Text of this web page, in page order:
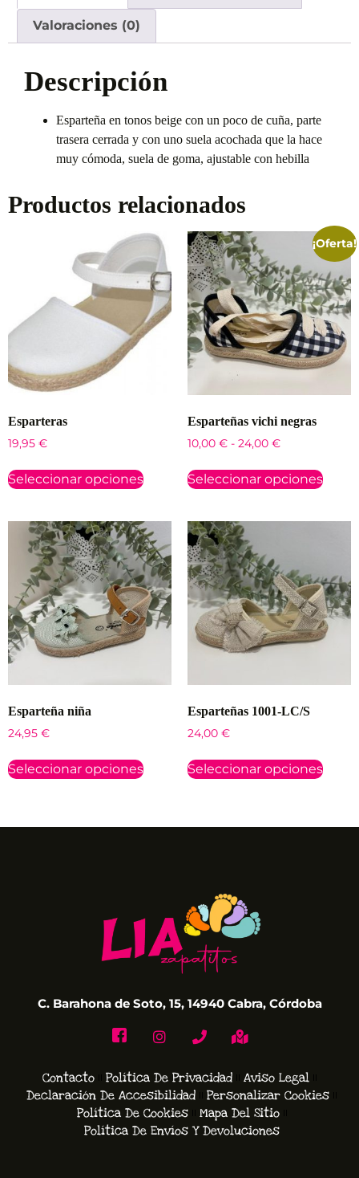
Valoraciones (0)
Descripción
Esparteña en tonos beige con un poco de cuña, parte
trasera cerrada y con uno suela acochada que la hace
muy cómoda, suela de goma, ajustable con hebilla
Productos relacionados
Esparteras
19,95 €
Seleccionar opciones
¡Oferta!
Esparteñas vichi negras
10,00 € - 24,00 €
Seleccionar opciones
Esparteña niña
24,95 €
Seleccionar opciones
Esparteñas 1001-LC/S
24,00 €
Seleccionar opciones
C. Barahona de Soto, 15, 14940 Cabra, Córdoba
Contacto Política De Privacidad
Aviso Legal
Declaración De Accesibilidad
Personalizar Cookies
Política De Cookies
Mapa Del Sitio
Política De Envíos Y Devoluciones